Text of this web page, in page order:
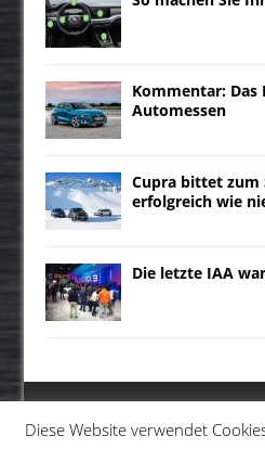
Kommentar:
Automessen
Cupra bittet zum
erfolgreich wie
Die letzte IAA
Diese Website verwendet